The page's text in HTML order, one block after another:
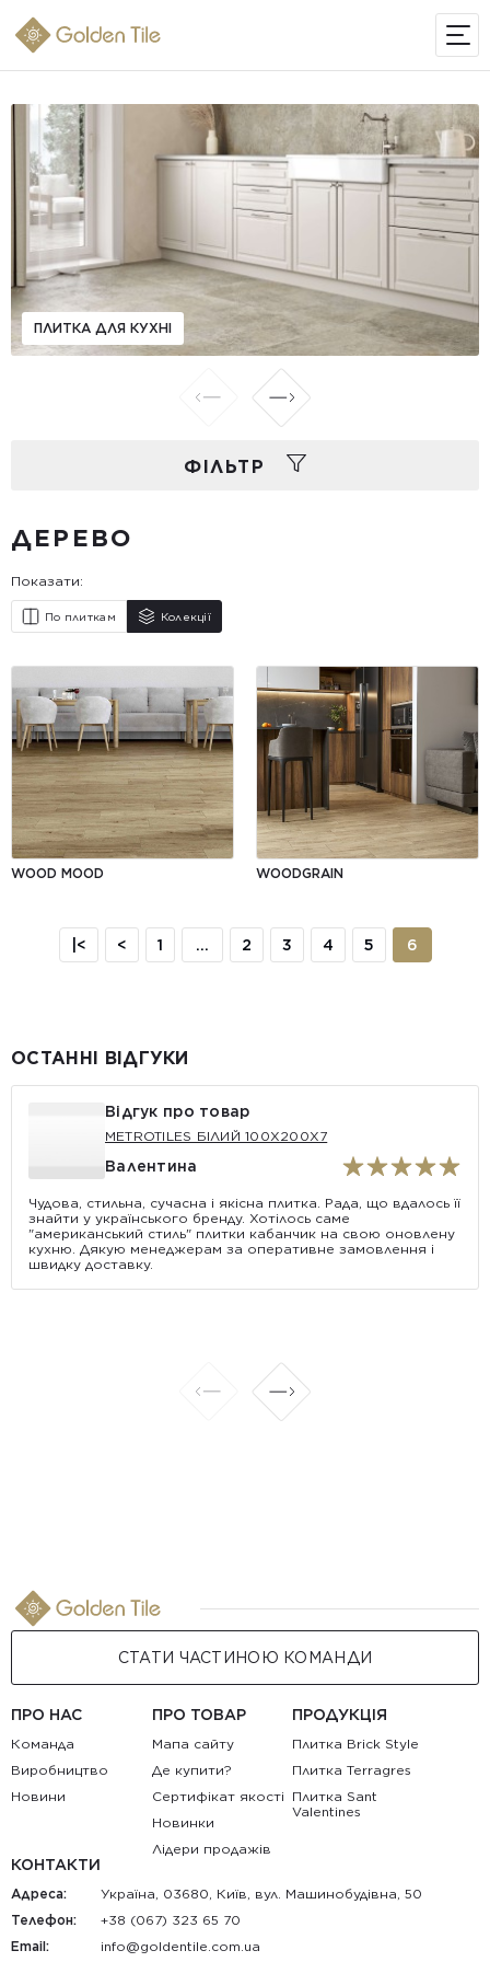
ПЛИТКА ДЛЯ КУХНІ
ФIЛЬТР
ДЕРЕВО
Показати:
По плиткам Колекції
WOOD MOOD WOODGRAIN
|< < 1 ... 2 3 4 5 6
ОСТАННІ ВІДГУКИ
Відгук про товар
METROTILES БІЛИЙ 100X200X7
Валентина
Чудова, стильна, сучасна і якісна плитка. Рада, що вдалось її
знайти у українського бренду. Хотілось саме
"американський стиль" плитки кабанчик на свою оновлену
кухню. Дякую менеджерам за оперативне замовлення і
швидку доставку.
СТАТИ ЧАСТИНОЮ КОМАНДИ
ПРО НАС
Команда
Виробництво
Новини
ПРО ТОВАР
Мапа сайту
Де купити?
Сертифікат якості
Новинки
Лідери продажів
ПРОДУКЦІЯ
Плитка Brick Style
Плитка Terragres
Плитка Sant
Valentines
КОНТАКТИ
Адреса:
Україна, 03680, Київ, вул. Машинобудівна, 50
Телефон:
+38 (067) 323 65 70
Email:
au.moc.elitnedlog@ofni